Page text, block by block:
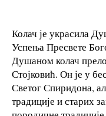
Колач је украсила
Успења Пресвете
Душаном колач
Стојковић. Он је у
Светог Спиридона,
традиције и старих